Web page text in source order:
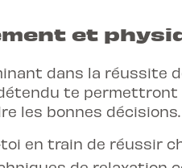
et
dans la réussite
te permettront
les bonnes décisions.
en train de réussir